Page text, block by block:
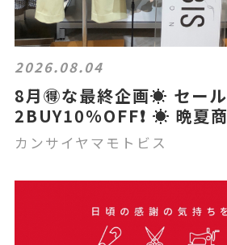
2026.08.04
8月🉐な最終企画☀️ セール
2BUY10%OFF❗️ ☀️ 晩夏商品
15%OFF‼️
カンサイヤマモトビス